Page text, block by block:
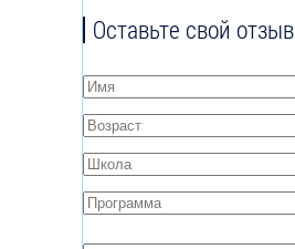
Оставьте свой отзыв
Имя*
Возраст*
Школа*
Программа*